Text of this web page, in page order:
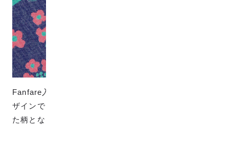
Fanfare入園入学キットのレッスンバッグ花柄と同じデ
ザインで、ランタナの花と蝶々と体操服をデザインし
た柄となっています。